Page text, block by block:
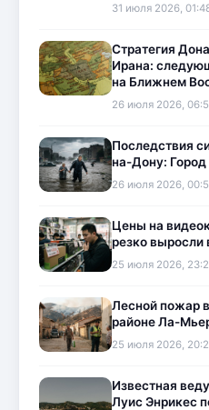
31 июля 2026,
Стратегия
Ирана:
на Ближнем
26 июля 2026,
Последствия
на-Дону: Город
26 июля 2026,
Цены на
резко выросли
25 июля 2026,
Лесной пожар
районе Ла-
25 июля 2026,
Известная
Луис Энрикес